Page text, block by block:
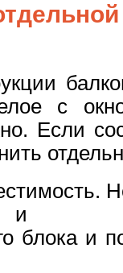
с
Если
блока и